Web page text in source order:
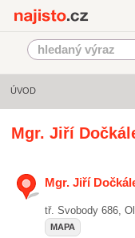
ÚVOD
Mgr. Jiří
Mgr. Jiří
tř. Svobody 686,
MAPA